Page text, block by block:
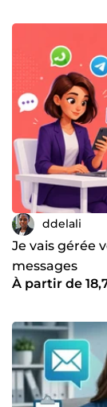
ddelali
Je vais gérée
messages
À partir de